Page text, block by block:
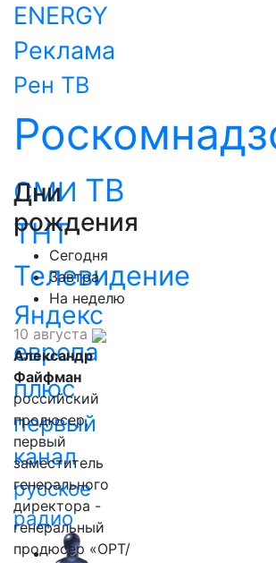
ENERGY
Реклама
Рен ТВ
СМИ ТВ
ТНТ
Телевидение
Яндекс
европа
плюс
первый
канал
русское
радио
Дни
рождения
Сегодня
Завтра
На неделю
10 августа
Александр
Файфман
российский
продюсер,
первый
заместитель
генерального
директора -
генеральный
продюсер «ОРТ/